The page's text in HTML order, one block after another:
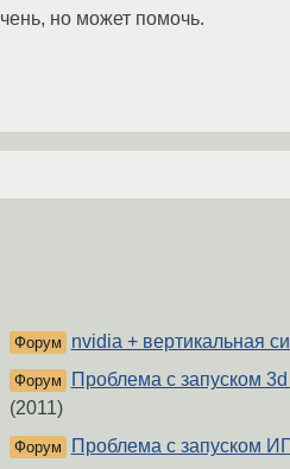
но может помочь.
Форум nvidia + вертикальная
Форум
Проблема с запуском
(2011)
Форум Проблема с запуском